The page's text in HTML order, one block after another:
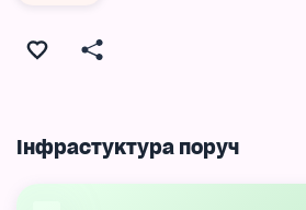
Інфрастуктура поруч